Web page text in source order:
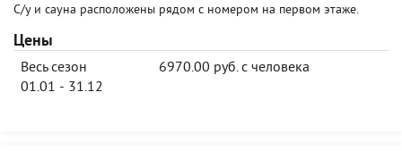
С/у и сауна расположены рядом с номером на первом этаже.
Цены
Весь сезон
01.01 - 31.12
6970.00 руб. с человека